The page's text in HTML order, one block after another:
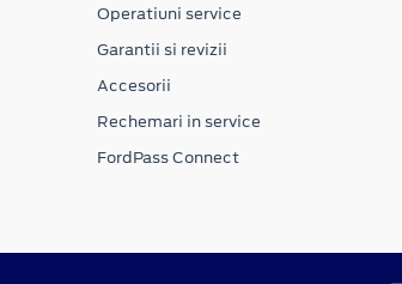
Operatiuni service
Garantii si revizii
Accesorii
Rechemari in service
FordPass Connect